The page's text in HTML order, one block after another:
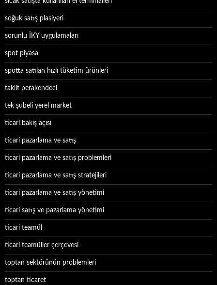
soğuk satış plasiyeri
sorunlu İKY uygulamaları
spot piyasa
spotta satılan hızlı tüketim ürünleri
taklit perakendeci
tek şubeli yerel market
ticari bakış açısı
ticari pazarlama ve satış
ticari pazarlama ve satış problemleri
ticari pazarlama ve satış stratejileri
ticari pazarlama ve satış yönetimi
ticari satış ve pazarlama yönetimi
ticari teamül
ticari teamüller çerçevesi
toptan sektörünün problemleri
toptan ticaret